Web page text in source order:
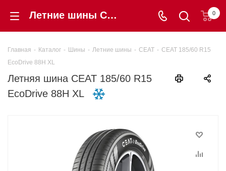
Летние шины CEAT 185/60 R15 EcoDrive 88H XL купить в интернет-магазине «Шинторг» в Калининграде 0
Главная - Каталог - Шины - Летние шины - CEAT - CEAT 185/60 R15
EcoDrive 88H XL
Летняя шина CEAT 185/60 R15
EcoDrive 88H XL